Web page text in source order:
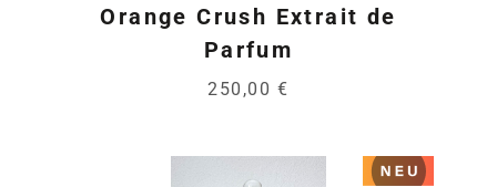
Orange Crush Extrait de
Parfum
250,00 €